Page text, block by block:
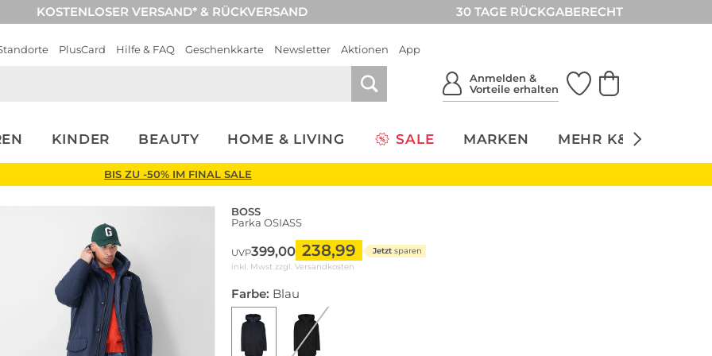
KOSTENLOSER VERSAND* & RÜCKVERSAND 30 TAGE RÜCKGABERECHT
PlusCard Hilfe & FAQ Geschenkkarte Newsletter Aktionen App
Anmelden &
Vorteile erhalten
KINDER BEAUTY HOME & LIVING SALE MARKEN MEHR K&Ö
BIS ZU -50% IM FINAL SALE
BOSS
Parka OSIASS
UVP399,00 238,99 Jetzt sparen
inkl. Mwst zzgl. Versandkosten
Farbe: Blau